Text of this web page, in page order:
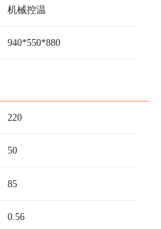
机械控温
940*550*880
220
50
85
0.56